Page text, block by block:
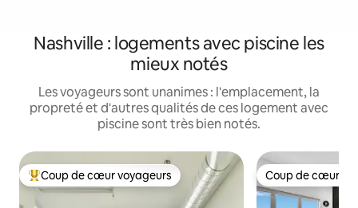
Nashville : logements avec piscine les
mieux notés
Les voyageurs sont unanimes : l'emplacement, la
propreté et d'autres qualités de ces logement avec
piscine sont très bien notés.
Coup de cœur voyageurs parmi les plus aimés
Coup de cœur voyageurs Coup de cœur
Coup de cœur